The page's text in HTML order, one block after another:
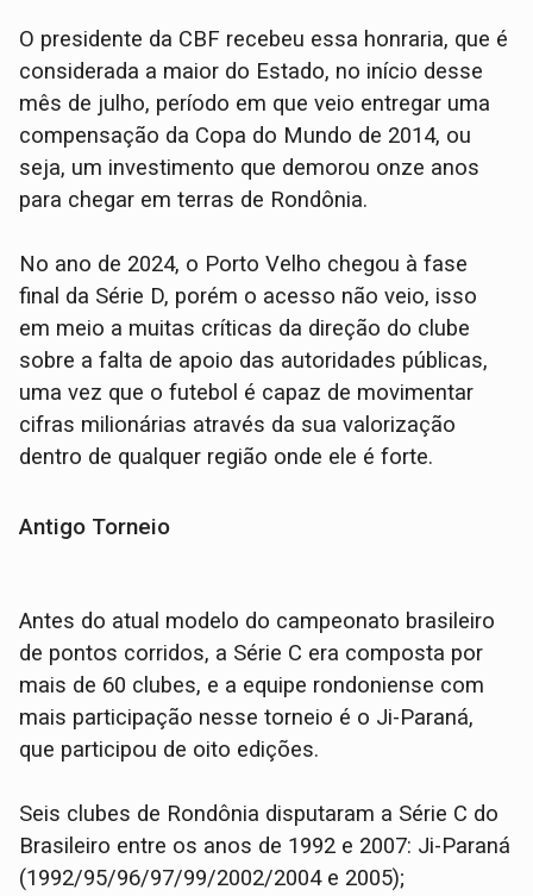
O presidente da CBF recebeu essa honraria, que é
considerada a maior do Estado, no início desse
mês de julho, período em que veio entregar uma
compensação da Copa do Mundo de 2014, ou
seja, um investimento que demorou onze anos
para chegar em terras de Rondônia.
No ano de 2024, o Porto Velho chegou à fase
final da Série D, porém o acesso não veio, isso
em meio a muitas críticas da direção do clube
sobre a falta de apoio das autoridades públicas,
uma vez que o futebol é capaz de movimentar
cifras milionárias através da sua valorização
dentro de qualquer região onde ele é forte.
Antigo Torneio
Antes do atual modelo do campeonato brasileiro
de pontos corridos, a Série C era composta por
mais de 60 clubes, e a equipe rondoniense com
mais participação nesse torneio é o Ji-Paraná,
que participou de oito edições.
Seis clubes de Rondônia disputaram a Série C do
Brasileiro entre os anos de 1992 e 2007: Ji-Paraná
(1992/95/96/97/99/2002/2004 e 2005);